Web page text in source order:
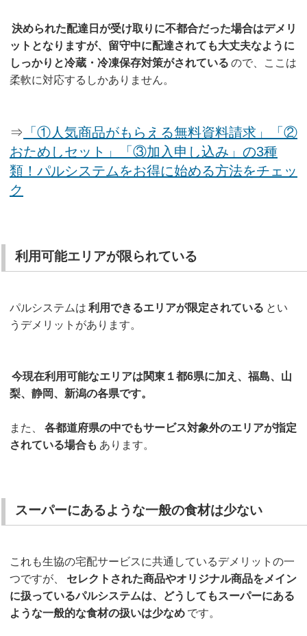
決められた配達日が受け取りに不都合だった場合はデメリ
ットとなりますが、留守中に配達されても大丈夫なように
しっかりと冷蔵・冷凍保存対策がされている ので、ここは
柔軟に対応するしかありません。
⇒ 「①人気商品がもらえる無料資料請求」「②
おためしセット」「③加入申し込み」の3種
類！パルシステムをお得に始める方法をチェッ
ク
利用可能エリアが限られている
パルシステムは 利用できるエリアが限定されている とい
うデメリットがあります。
今現在利用可能なエリアは関東１都6県に加え、福島、山
梨、静岡、新潟の各県です。
また、
各都道府県の中でもサービス対象外のエリアが指定
されている場合も あります。
スーパーにあるような一般の食材は少ない
これも生協の宅配サービスに共通しているデメリットの一
つですが、
セレクトされた商品やオリジナル商品をメイン
に扱っているパルシステムは、どうしてもスーパーにある
ような一般的な食材の扱いは少なめ です。